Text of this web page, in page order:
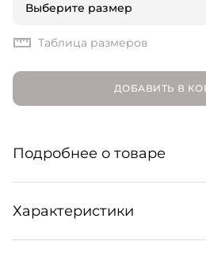
Выберите размер
Таблица размеров
ДОБАВИТЬ В
Подробнее о товаре
Жакет из шерстяного
заостренными лацканами без
базовые образы. Для создания
Характеристики